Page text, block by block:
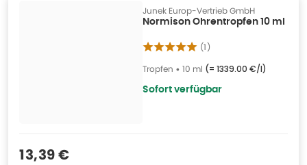
Junek Europ-Vertrieb GmbH
Normison Ohrentropfen 10 ml
(1)
Tropfen • 10 ml (= 1339.00 €/l)
Sofort verfügbar
Verkaufspreis
13,39 €